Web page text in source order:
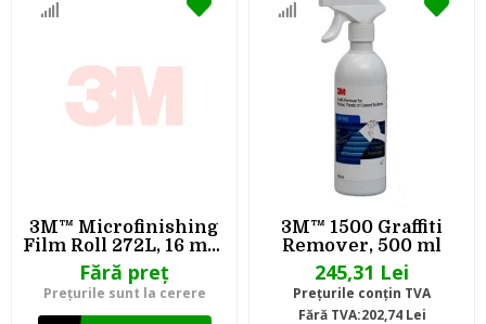
3M™ Microfinishing
Film Roll 272L, 16 mm
x 275 m x 25.4 mm, 20
µm, N20
Fără preţ
Preţurile sunt la cerere
3M™ 1500 Graffiti
Remover, 500 ml
245,31 Lei
Preţurile conţin TVA
Fără TVA:202,74 Lei